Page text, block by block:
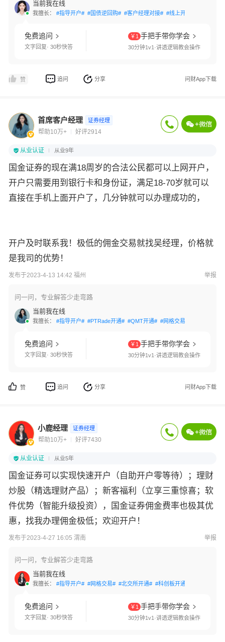
当前我在线
我擅长： #指导开户# #国债逆回购# #客户经理对接# #线上开户#
免费追问
文字回复· 30秒快答
￥1 手把手带你学会
30分钟1v1·讲透逻辑教会操作
赞 追问 分享 问财App下载
首席客户经理 证券经理
帮助10万+ 好评2914
从业认证 从业9年
国金证券的现在满18周岁的合法公民都可以上网开户，
开户只需要用到银行卡和身份证，满足18-70岁就可以
直接在手机上面开户了，几分钟就可以办理成功的，
开户及时联系我！极低的佣金交易就找吴经理，价格就
是我司的优势！
发布于2023-4-13 14:42 福州 举报
问一问，专业解答少走弯路
当前我在线
我擅长： #指导开户# #PTRade开通# #QMT开通# #网格交易#
免费追问
文字回复· 30秒快答
￥1 手把手带你学会
30分钟1v1·讲透逻辑教会操作
赞 追问 分享 问财App下载
小鹿经理 证券经理
帮助10万+ 好评7430
从业认证 从业5年
国金证券可以实现快速开户（自助开户零等待）；理财
炒股（精选理财产品）；新客福利（立享三重惊喜；软
件优势（智能升级投资），国金证券佣金费率也极其优
惠，找我办理佣金极低；欢迎开户！
发布于2023-4-27 16:05 渭南 举报
问一问，专业解答少走弯路
当前我在线
我擅长： #指导开户# #网格交易# #北交所开通# #科创板开通#
免费追问
文字回复· 30秒快答
￥1 手把手带你学会
30分钟1v1·讲透逻辑教会操作